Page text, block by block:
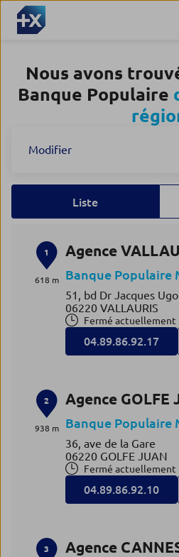
Nous avons
Banque Populaire
Modifier
Liste
1
618 m
Agence
Banque Populaire
51, bd Dr Jacques Ugo
06220 VALLAURIS
Fermé actuellement
04.89.86.92.17
2
938 m
Agence GOLFE
Banque Populaire
36, ave de la Gare
06220 GOLFE JUAN
Fermé actuellement
04.89.86.92.10
3
Agence